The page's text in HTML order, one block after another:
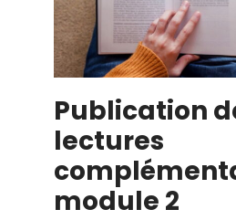
Publication
lectures
module 2